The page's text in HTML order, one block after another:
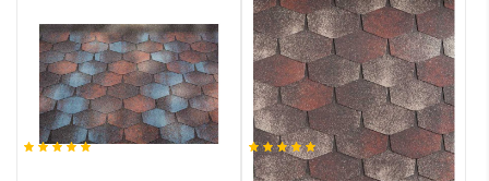
Гибкая черепица Katepal FORTE